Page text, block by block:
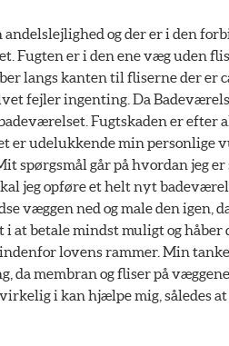
andelslejlighed og der er i den
Fugten er i den ene væg uden
langs kanten til fliserne der er
fejler ingenting. Da
Fugtskaden er efter
er udelukkende min personlige
spørgsmål går på hvordan jeg
jeg opføre et helt nyt
væggen ned og male den igen,
at betale mindst muligt og håber
lovens rammer. Min
da membran og fliser på
i kan hjælpe mig, således